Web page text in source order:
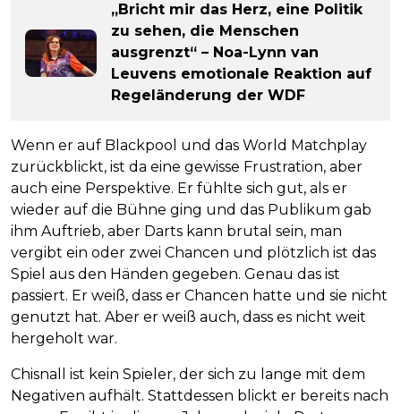
„Bricht mir das Herz, eine Politik
zu sehen, die Menschen
ausgrenzt“ – Noa-Lynn van
Leuvens emotionale Reaktion auf
Regeländerung der WDF
Wenn er auf Blackpool und das World Matchplay
zurückblickt, ist da eine gewisse Frustration, aber
auch eine Perspektive. Er fühlte sich gut, als er
wieder auf die Bühne ging und das Publikum gab
ihm Auftrieb, aber Darts kann brutal sein, man
vergibt ein oder zwei Chancen und plötzlich ist das
Spiel aus den Händen gegeben. Genau das ist
passiert. Er weiß, dass er Chancen hatte und sie nicht
genutzt hat. Aber er weiß auch, dass es nicht weit
hergeholt war.
Chisnall ist kein Spieler, der sich zu lange mit dem
Negativen aufhält. Stattdessen blickt er bereits nach